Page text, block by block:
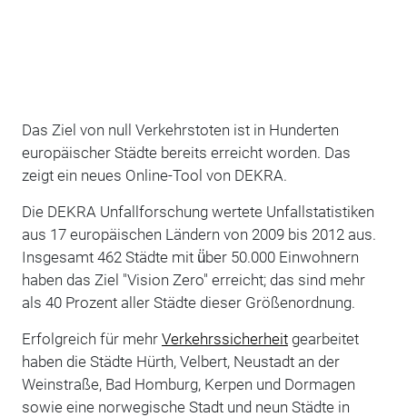
Das Ziel von null Verkehrstoten ist in Hunderten
europäischer Städte bereits erreicht worden. Das
zeigt ein neues Online-Tool von DEKRA.
Die DEKRA Unfallforschung wertete Unfallstatistiken
aus 17 europäischen Ländern von 2009 bis 2012 aus.
Insgesamt 462 Städte mit ü̈ber 50.000 Einwohnern
haben das Ziel "Vision Zero" erreicht; das sind mehr
als 40 Prozent aller Städte dieser Größenordnung.
Erfolgreich für mehr Verkehrssicherheitgearbeitet
haben die Städte Hürth, Velbert, Neustadt an der
Weinstraße, Bad Homburg, Kerpen und Dormagen
sowie eine norwegische Stadt und neun Städte in